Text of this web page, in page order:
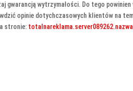
gwarancją wytrzymałości. Do tego
opinie dotychczasowych klientów na
stronie: